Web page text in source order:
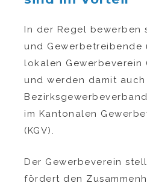
In der Regel bewerben
und Gewerbetreibende
lokalen Gewerbeverein
und werden damit
im Kantonalen
(KGV).
Der Gewerbeverein
fördert den